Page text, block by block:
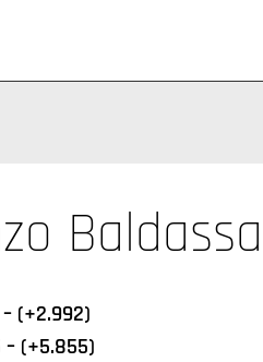
(+2.992)
(+5.855)